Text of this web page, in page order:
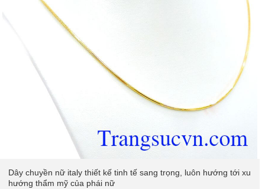
Dây chuyền nữ italy thiết kế tinh tế sang trọng, luôn hướng tới xu
hướng thẩm mỹ của phái nữ